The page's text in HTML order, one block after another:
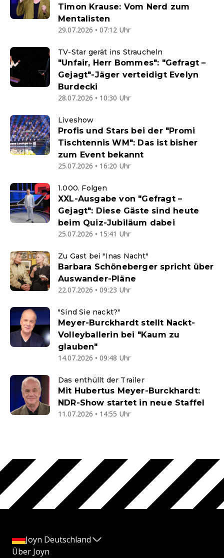
Timon Krause: Vom Nerd zum
Mentalisten
29.07.2026 • 07:12 Uhr
TV-Star gerät ins Straucheln
"Unfair, Herr Bommes": "Gefragt –
Gejagt"-Jäger verteidigt Evelyn
Burdecki
28.07.2026 • 10:30 Uhr
Liveshow
Profis und Stars bei der "Promi
Tischtennis WM": Das ist bisher
zum Event bekannt
25.07.2026 • 16:20 Uhr
1.000. Folgen
XXL-Ausgabe von "Gefragt –
Gejagt": Diese Gäste sind heute
beim Quiz-Jubiläum dabei
25.07.2026 • 15:41 Uhr
Zu Gast bei "Inas Nacht"
Barbara Schöneberger spricht über
Auswander-Pläne
22.07.2026 • 09:23 Uhr
"Sind Sie nackt?"
Meyer-Burckhardt stellt Nackt-
Volleyballerin bei "Kaum zu
glauben"
14.07.2026 • 09:48 Uhr
Das enthüllt der Trailer
Mit Hubertus Meyer-Burckhardt:
NDR-Show startet in neue Staffel
11.07.2026 • 14:55 Uhr
Joyn Deutschland
Über Joyn